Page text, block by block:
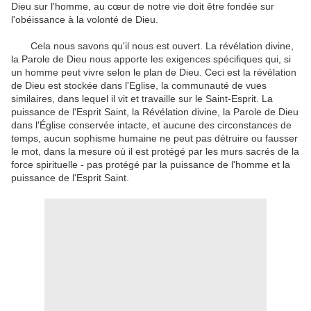
Dieu sur l'homme, au cœur de notre vie doit être fondée sur
l'obéissance à la volonté de Dieu.
Cela nous savons qu'il nous est ouvert. La révélation divine,
la Parole de Dieu nous apporte les exigences spécifiques qui, si
un homme peut vivre selon le plan de Dieu. Ceci est la révélation
de Dieu est stockée dans l'Eglise, la communauté de vues
similaires, dans lequel il vit et travaille sur le Saint-Esprit. La
puissance de l'Esprit Saint, la Révélation divine, la Parole de Dieu
dans l'Église conservée intacte, et aucune des circonstances de
temps, aucun sophisme humaine ne peut pas détruire ou fausser
le mot, dans la mesure où il est protégé par les murs sacrés de la
force spirituelle - pas protégé par la puissance de l'homme et la
puissance de l'Esprit Saint.